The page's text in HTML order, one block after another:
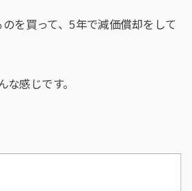
を買って、5年で減価償却をして
な感じです。